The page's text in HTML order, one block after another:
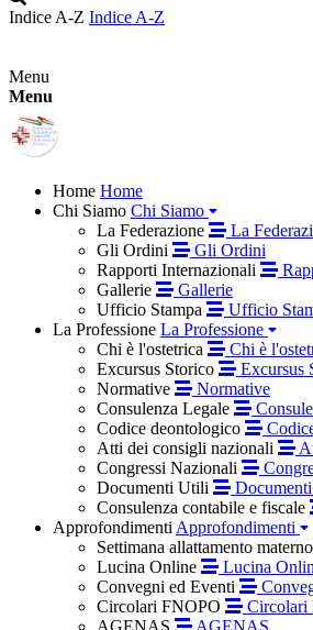
Indice A-Z Indice A-Z
Menu
Menu
Home Home
Chi Siamo Chi Siamo
La Federazione
La
Gli Ordini
Gli Ordini
Rapporti Internazionali
Gallerie
Gallerie
Ufficio Stampa
Ufficio
La Professione La Professione
Chi è l'ostetrica
Chi è
Excursus Storico
Excursus
Normative
Normative
Consulenza Legale
Codice deontologico
Atti dei consigli nazionali
Congressi Nazionali
Documenti Utili
Consulenza contabile e fiscale
Approfondimenti Approfondimenti
Settimana allattamento materno
Lucina Online
Lucina
Convegni ed Eventi
Circolari FNOPO
Circolari
AGENAS
AGENAS